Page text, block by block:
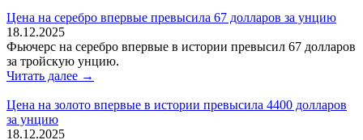
Цена на серебро впервые превысила 67 долларов за унцию
18.12.2025
Фьючерс на серебро впервые в истории превысил 67 долларов
за тройскую унцию.
Читать далее →
Цена на золото впервые в истории превысила 4400 долларов
за унцию
18.12.2025